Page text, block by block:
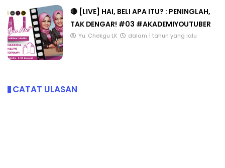
🔴 [LIVE] HAI, BELI APA ITU? : PENINGLAH,
TAK DENGAR! #03 #AKADEMIYOUTUBER
Yu. Chekgu LK dalam 1 tahun yang lalu
CATAT ULASAN